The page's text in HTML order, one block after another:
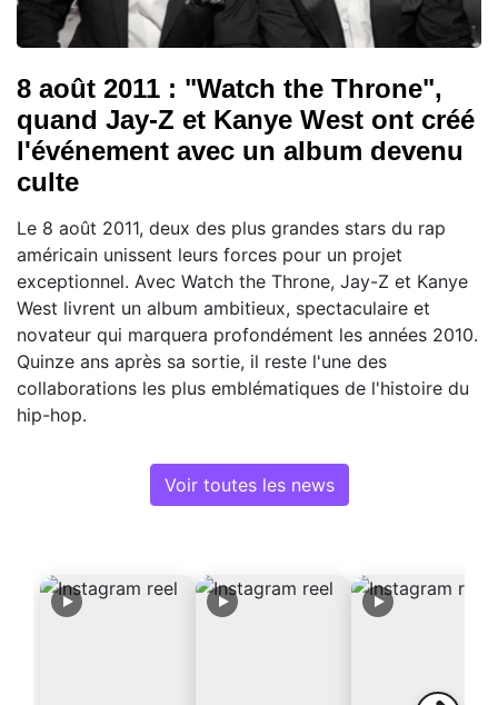
8 août 2011 : "Watch the Throne",
quand Jay-Z et Kanye West ont créé
l'événement avec un album devenu
culte
Le 8 août 2011, deux des plus grandes stars du rap
américain unissent leurs forces pour un projet
exceptionnel. Avec Watch the Throne, Jay-Z et Kanye
West livrent un album ambitieux, spectaculaire et
novateur qui marquera profondément les années 2010.
Quinze ans après sa sortie, il reste l'une des
collaborations les plus emblématiques de l'histoire du
hip-hop.
Voir toutes les news